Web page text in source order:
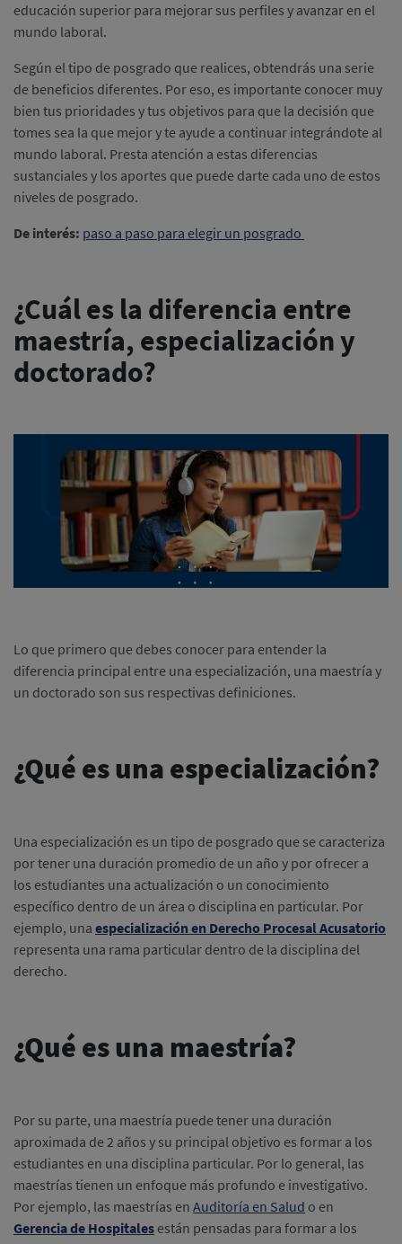
educación superior para mejorar sus perfiles y avanzar en el
mundo laboral.
Según el tipo de posgrado que realices, obtendrás una serie
de beneficios diferentes. Por eso, es importante conocer muy
bien tus prioridades y tus objetivos para que la decisión que
tomes sea la que mejor y te ayude a continuar integrándote al
mundo laboral. Presta atención a estas diferencias
sustanciales y los aportes que puede darte cada uno de estos
niveles de posgrado.
De interés: paso a paso para elegir un posgrado
¿Cuál es la diferencia entre
maestría, especialización y
doctorado?
Lo que primero que debes conocer para entender la
diferencia principal entre una especialización, una maestría y
un doctorado son sus respectivas definiciones.
¿Qué es una especialización?
Una especialización es un tipo de posgrado que se caracteriza
por tener una duración promedio de un año y por ofrecer a
los estudiantes una actualización o un conocimiento
específico dentro de un área o disciplina en particular. Por
ejemplo, una especialización en Derecho Procesal Acusatorio
representa una rama particular dentro de la disciplina del
derecho.
¿Qué es una maestría?
Por su parte, una maestría puede tener una duración
aproximada de 2 años y su principal objetivo es formar a los
estudiantes en una disciplina particular. Por lo general, las
maestrías tienen un enfoque más profundo e investigativo.
Por ejemplo, las maestrías en Auditoría en Salud o en
Gerencia de Hospitales están pensadas para formar a los